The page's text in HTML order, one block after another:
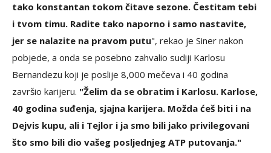
tako konstantan tokom čitave sezone. Čestitam tebi
i tvom timu. Radite tako naporno i samo nastavite,
jer se nalazite na pravom putu", rekao je Siner nakon
pobjede, a onda se posebno zahvalio sudiji Karlosu
Bernandezu koji je poslije 8,000 mečeva i 40 godina
završio karijeru. "Želim da se obratim i Karlosu. Karlose,
40 godina suđenja, sjajna karijera. Možda ćeš biti i na
Dejvis kupu, ali i Tejlor i ja smo bili jako privilegovani
što smo bili dio vašeg posljednjeg ATP putovanja."